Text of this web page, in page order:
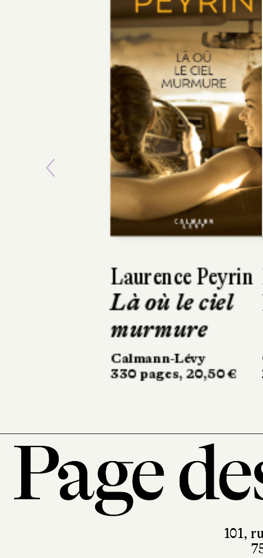
Benjamin de
Laforcade
Woody
Gallimard
224 pages, 20,50 €
Previous
101,